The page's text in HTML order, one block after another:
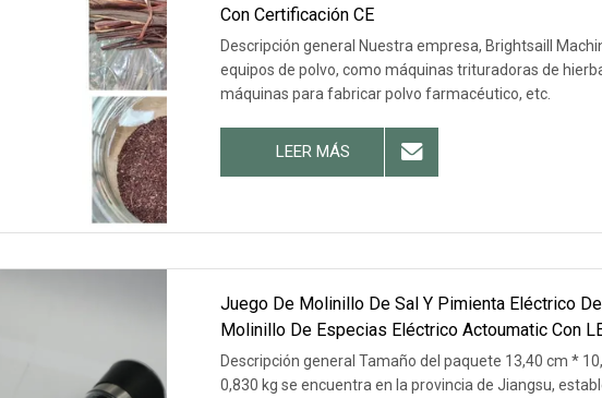
Con Certificación CE
Descripción general Nuestra empresa, Brightsaill
equipos de polvo, como máquinas trituradoras de
máquinas para fabricar polvo farmacéutico, etc.
LEER MÁS
Juego De Molinillo De Sal Y Pimienta Eléctrico
Molinillo De Especias Eléctrico Actoumatic Con
Descripción general Tamaño del paquete 13,40 cm *
0,830 kg se encuentra en la provincia de Jiangsu,